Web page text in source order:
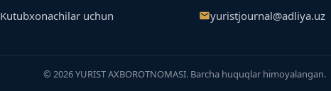
Kutubxonachilar uchun
yuristjournal@adliya.uz
© 2026 YURIST AXBOROTNOMASI. Barcha huquqlar himoyalangan.